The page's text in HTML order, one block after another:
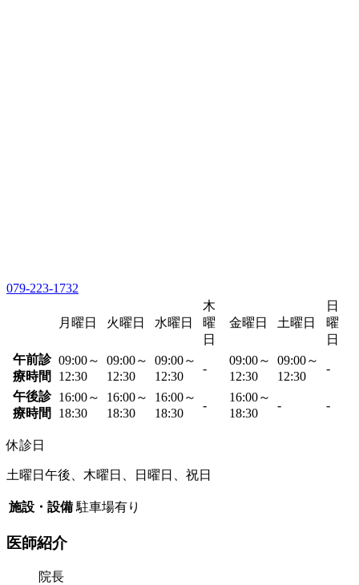
079-223-1732
月曜日 火曜日 水曜日
木
曜
日
金曜日 土曜日
日
曜
日
午前診
療時間
09:00～
12:30
09:00～
12:30
09:00～
12:30
-
09:00～
12:30
09:00～
12:30
-
午後診
療時間
16:00～
18:30
16:00～
18:30
16:00～
18:30
-
16:00～
18:30
- -
休診日
土曜日午後、木曜日、日曜日、祝日
施設・設備 駐車場有り
医師紹介
院長